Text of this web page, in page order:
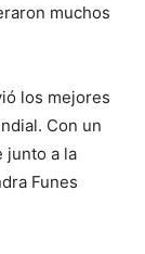
muchos
los mejores
Con un
junto a la
Funes